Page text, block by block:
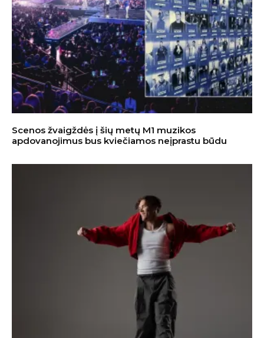
Scenos žvaigždės į šių metų M1 muzikos
apdovanojimus bus kviečiamos neįprastu būdu